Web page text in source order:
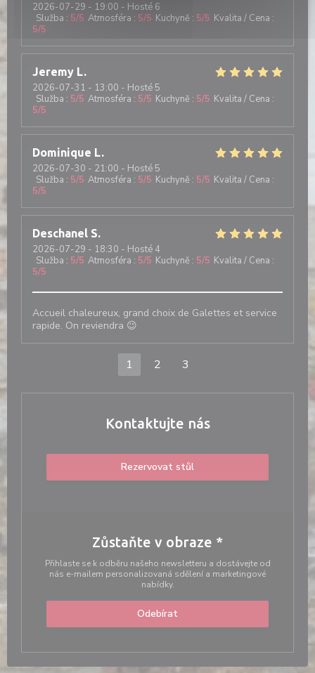
2026-07-29 - 19:00 - Hosté 6
Služba : 5/5 Atmosféra : 5/5 Kuchyně : 5/5 Kvalita / Cena :
5/5
Jeremy L
2026-07-31 - 13:00 - Hosté 5
Služba : 5/5 Atmosféra : 5/5 Kuchyně : 5/5 Kvalita / Cena :
5/5
Dominique L
2026-07-30 - 21:00 - Hosté 5
Služba : 5/5 Atmosféra : 5/5 Kuchyně : 5/5 Kvalita / Cena :
5/5
Deschanel S
2026-07-29 - 18:30 - Hosté 4
Služba : 5/5 Atmosféra : 5/5 Kuchyně : 5/5 Kvalita / Cena :
5/5
Accueil chaleureux, grand choix de Galettes et service
rapide. On reviendra 😉
1 2 3
Kontaktujte nás
Rezervovat stůl
Zůstaňte v obraze *
Přihlaste se k odběru našeho newsletteru a dostávejte od
nás e-mailem personalizovaná sdělení a marketingové
nabídky.
Odebírat